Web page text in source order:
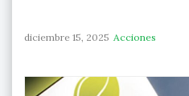
diciembre 15, 2025 Acciones